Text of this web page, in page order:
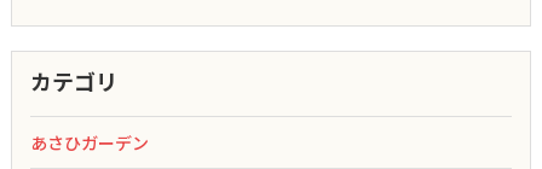
カテゴリ
あさひガーデン